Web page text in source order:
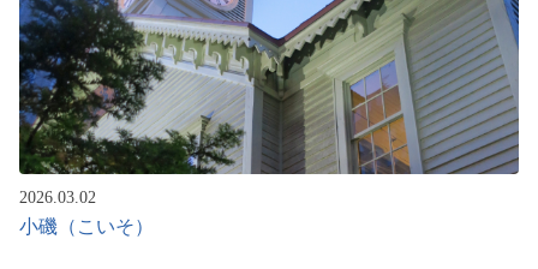
2026.03.02
小磯（こいそ）